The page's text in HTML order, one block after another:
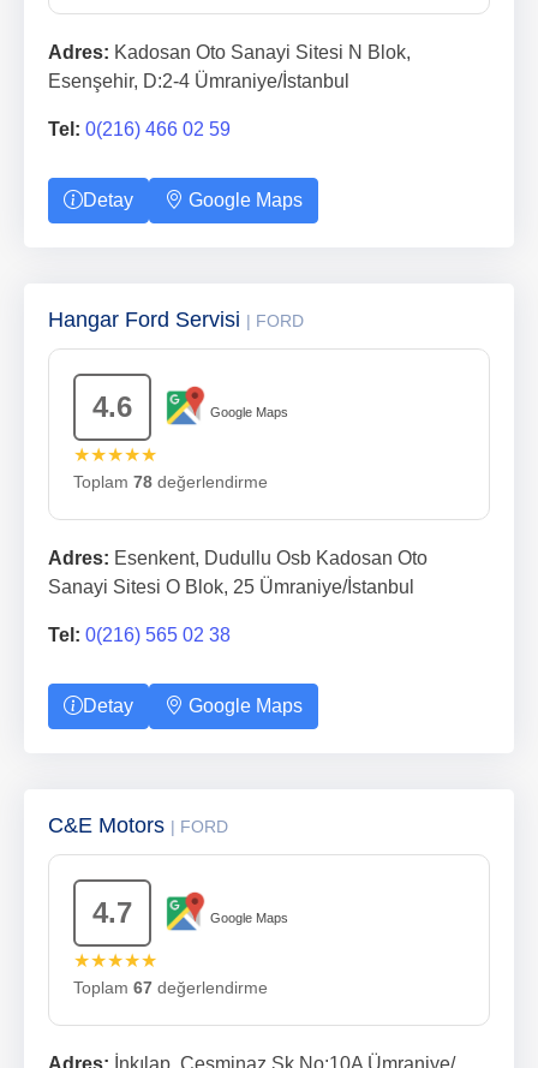
Adres: Kadosan Oto Sanayi Sitesi N Blok,
Esenşehir, D:2-4 Ümraniye/İstanbul
Tel: 0(216) 466 02 59
Detay Google Maps
Hangar Ford Servisi | FORD
4.6 Google Maps
★★★★★
Toplam 78 değerlendirme
Adres: Esenkent, Dudullu Osb Kadosan Oto
Sanayi Sitesi O Blok, 25 Ümraniye/İstanbul
Tel: 0(216) 565 02 38
Detay Google Maps
C&E Motors | FORD
4.7 Google Maps
★★★★★
Toplam 67 değerlendirme
Adres: İnkılap, Çeşminaz Sk No:10A Ümraniye/